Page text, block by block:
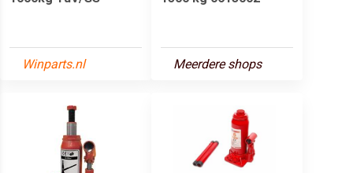
Winparts.nl Meerdere shops